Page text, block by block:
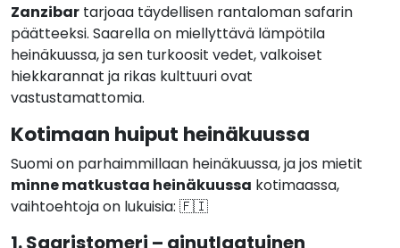
Zanzibar tarjoaa täydellisen rantaloman safarin
päätteeksi. Saarella on miellyttävä lämpötila
heinäkuussa, ja sen turkoosit vedet, valkoiset
hiekkarannat ja rikas kulttuuri ovat
vastustamattomia.
Kotimaan huiput heinäkuussa
Suomi on parhaimmillaan heinäkuussa, ja jos mietit
minne matkustaa heinäkuussa kotimaassa,
vaihtoehtoja on lukuisia: 🇫🇮
1. Saaristomeri – ainutlaatuinen